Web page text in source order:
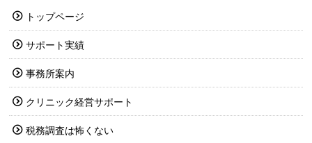
トップページ
サポート実績
事務所案内
クリニック経営サポート
税務調査は怖くない